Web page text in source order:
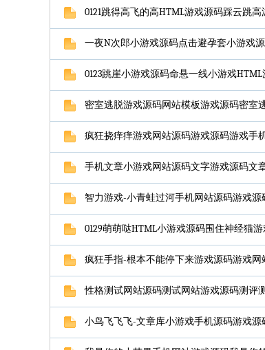
0121跳得高飞的高HTML游戏源码踩云跳
一夜N次郎小游戏源码点击避孕套小游戏
0123跳崖小游戏源码命悬一线小游戏HTML
密室逃脱游戏源码网站模板游戏源码密室
疯狂挠痒痒游戏网站源码游戏源码游戏手
手机文章小游戏网站源码文字游戏源码文
智力游戏-小青蛙过河手机网站源码游戏源
0129萌萌哒HTML小游戏源码围住神经猫
疯狂手指-根本不能停下来游戏源码游戏网
性格测试网站源码测试网站游戏源码测评
小鸟飞飞飞-文章库小游戏手机源码游戏源